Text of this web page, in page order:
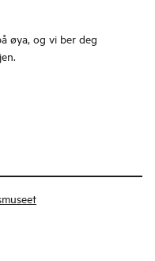
øya, og vi ber deg